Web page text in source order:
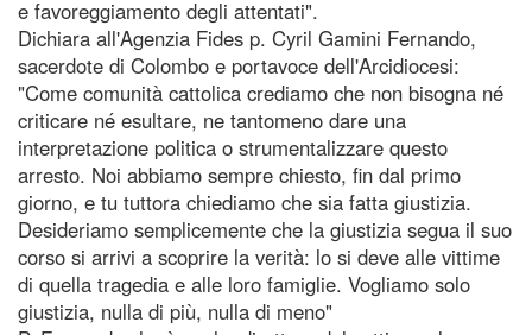
e favoreggiamento degli attentati".
Dichiara all'Agenzia Fides p. Cyril Gamini Fernando,
sacerdote di Colombo e portavoce dell'Arcidiocesi:
"Come comunità cattolica crediamo che non bisogna né
criticare né esultare, ne tantomeno dare una
interpretazione politica o strumentalizzare questo
arresto. Noi abbiamo sempre chiesto, fin dal primo
giorno, e tu tuttora chiediamo che sia fatta giustizia.
Desideriamo semplicemente che la giustizia segua il suo
corso si arrivi a scoprire la verità: lo si deve alle vittime
di quella tragedia e alle loro famiglie. Vogliamo solo
giustizia, nulla di più, nulla di meno"